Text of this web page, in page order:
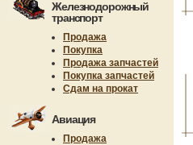
Железнодорожный
транспорт
Продажа
Покупка
Продажа запчастей
Покупка запчастей
Сдам на прокат
Авиация
Продажа